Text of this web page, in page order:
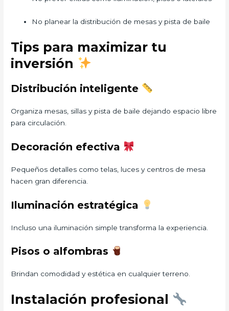
No planear la distribución de mesas y pista de baile
Tips para maximizar tu
inversión
Distribución inteligente
Organiza mesas, sillas y pista de baile dejando espacio libre
para circulación.
Decoración efectiva
Pequeños detalles como telas, luces y centros de mesa
hacen gran diferencia.
Iluminación estratégica
Incluso una iluminación simple transforma la experiencia.
Pisos o alfombras
Brindan comodidad y estética en cualquier terreno.
Instalación profesional